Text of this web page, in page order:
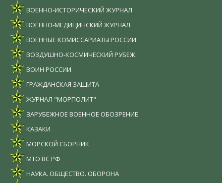
ВОЕННО-ИСТОРИЧЕСКИЙ ЖУРНАЛ
ВОЕННО-МЕДИЦИНСКИЙ ЖУРНАЛ
ВОЕННЫЕ КОМИССАРИАТЫ РОССИИ
ВОЗДУШНО-КОСМИЧЕСКИЙ РУБЕЖ
ВОИН РОССИИ
ГРАЖДАНСКАЯ ЗАЩИТА
ЖУРНАЛ "МОРПОЛИТ"
ЗАРУБЕЖНОЕ ВОЕННОЕ ОБОЗРЕНИЕ
КАЗАКИ
МОРСКОЙ СБОРНИК
МТО ВС РФ
НАУКА. ОБЩЕСТВО. ОБОРОНА